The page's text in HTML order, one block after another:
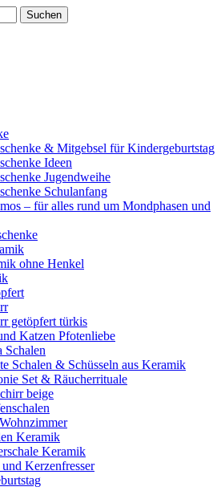
& Mitgebsel für Kindergeburtstag
Ideen
Jugendweihe
Schulanfang
– für alles rund um Mondphasen und
ohne Henkel
getöpfert türkis
Katzen Pfotenliebe
Schalen
Schalen & Schüsseln aus Keramik
Set & Räucherrituale
beige
Keramik
Keramik
und Kerzenfresser